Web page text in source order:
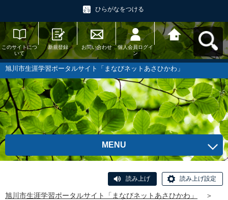
ひらがなをつける
このサイトにつ
いて
新規登録 お問い合わせ
個人会員ログイ
ン
旭川市生涯学習
ポータルサイト
「まなびネット
あさひかわ」へ
戻る
旭川市生涯学習ポータルサイト「まなびネットあさひかわ」
MENU
読み上げ 読み上げ設定
旭川市生涯学習ポータルサイト「まなびネットあさひかわ」
＞